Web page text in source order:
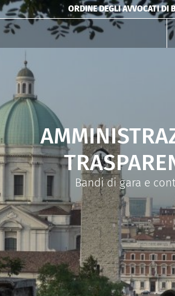
ORDINE DEGLI AVVOCATI DI
Bandi di gara e